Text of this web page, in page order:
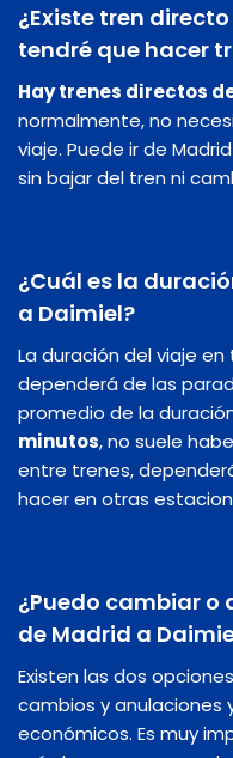
¿Existe tren
tendré que hacer
Hay trenes directos
normalmente, no
viaje. Puede ir de
sin bajar del tren ni
¿Cuál es la
a Daimiel?
La duración del viaje
dependerá de las
promedio de la
minutos, no suele
entre trenes,
hacer en otras
¿Puedo cambiar o
de Madrid a
Existen las dos
cambios y anulaciones
económicos. Es muy